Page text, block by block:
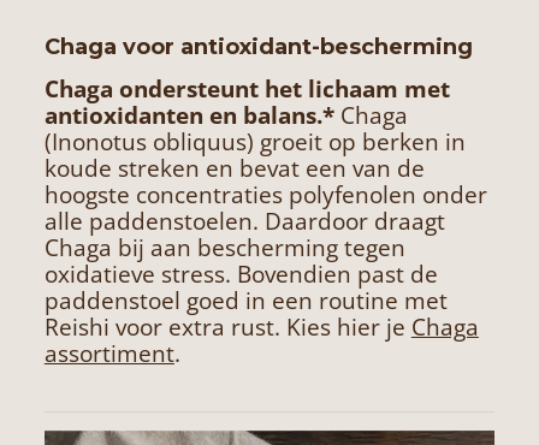
Chaga voor antioxidant-bescherming
Chaga ondersteunt het lichaam met
antioxidanten en balans.*Chaga
(Inonotus obliquus) groeit op berken in
koude streken en bevat een van de
hoogste concentraties polyfenolen onder
alle paddenstoelen. Daardoor draagt
Chaga bij aan bescherming tegen
oxidatieve stress. Bovendien past de
paddenstoel goed in een routine met
Reishi voor extra rust. Kies hier je Chaga
assortiment.